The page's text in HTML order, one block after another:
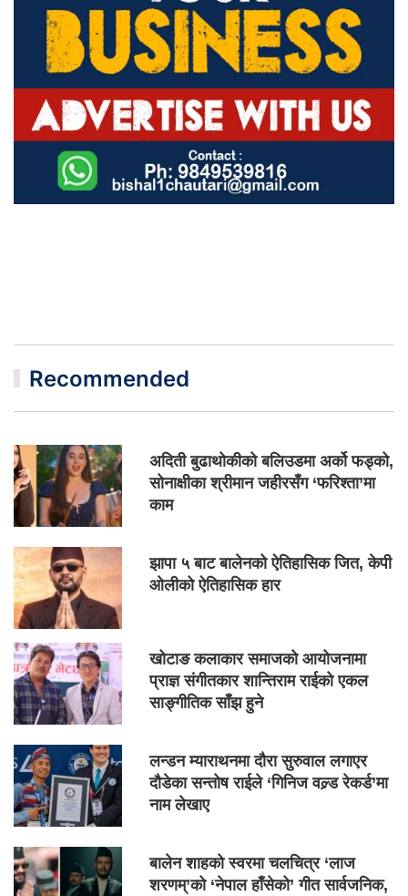
Recommended
अदिती बुढाथोकीको बलिउडमा अर्को फड्को,
सोनाक्षीका श्रीमान जहीरसँग ‘फरिश्ता’मा
काम
झापा ५ बाट बालेनको ऐतिहासिक जित, केपी
ओलीको ऐतिहासिक हार
खोटाङ कलाकार समाजको आयोजनामा
प्राज्ञ संगीतकार शान्तिराम राईको एकल
साङ्गीतिक साँझ हुने
लन्डन म्याराथनमा दौरा सुरुवाल लगाएर
दौडेका सन्तोष राईले ‘गिनिज वल्र्ड रेकर्ड’मा
नाम लेखाए
बालेन शाहको स्वरमा चलचित्र ‘लाज
शरणम्’को ‘नेपाल हाँसेको’ गीत सार्वजनिक,